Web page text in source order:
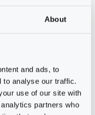
About
and ads, to
to analyse our traffic.
use of our site with
partners who